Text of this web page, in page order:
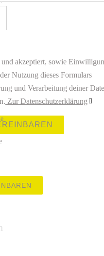
und akzeptiert, sowie
Nutzung dieses Formulars
und Verarbeitung deiner
Zur Datenschutzerklärung